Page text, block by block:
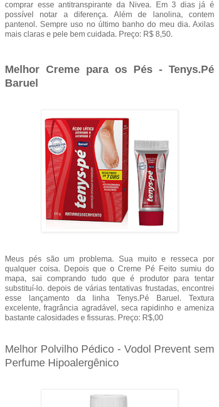
comprar esse antitranspirante da Nivea. Em 3 dias já é
possível notar a diferença. Além de lanolina, contem
pantenol. Sempre uso no último banho do meu dia. Axilas
mais claras e pele bem cuidada. Preço: R$ 8,50.
Melhor Creme para os Pés - Tenys.Pé
Baruel
Meus pés são um problema. Sua muito e resseca por
qualquer coisa. Depois que o Creme Pé Feito sumiu do
mapa, sai comprando tudo que é produtor para tentar
substituí-lo. depois de várias tentativas frustadas, encontrei
esse lançamento da linha Tenys.Pé Baruel. Textura
excelente, fragrância agradável, seca rapidinho e ameniza
bastante calosidades e fissuras. Preço: R$,00
Melhor Polvilho Pédico - Vodol Prevent sem
Perfume Hipoalergênico